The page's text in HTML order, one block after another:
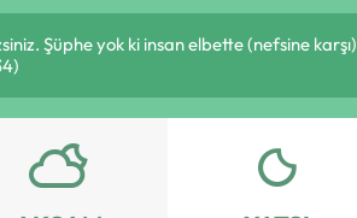
Şüphe yok ki insan elbette (nefsine karşı)